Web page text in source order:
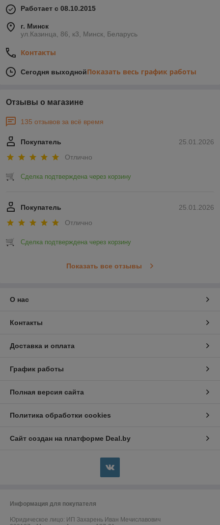
Работает с 08.10.2015
г. Минск
ул.Казинца, 86, к3, Минск, Беларусь
Контакты
Сегодня выходнойПоказать весь график работы
Отзывы о магазине
135 отзывов за всё время
25.01.2026
Покупатель
Отлично
Сделка подтверждена через корзину
25.01.2026
Покупатель
Отлично
Сделка подтверждена через корзину
Показать все отзывы
О нас
Контакты
Доставка и оплата
График работы
Полная версия сайта
Политика обработки cookies
Сайт создан на платформе Deal.by
Информация для покупателя
Юридическое лицо: ИП Захарень Иван Мечиславович